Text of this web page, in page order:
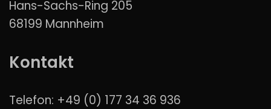
Hans-Sachs-Ring 205
68199 Mannheim
Kontakt
Telefon: +49 (0) 177 34 36 936